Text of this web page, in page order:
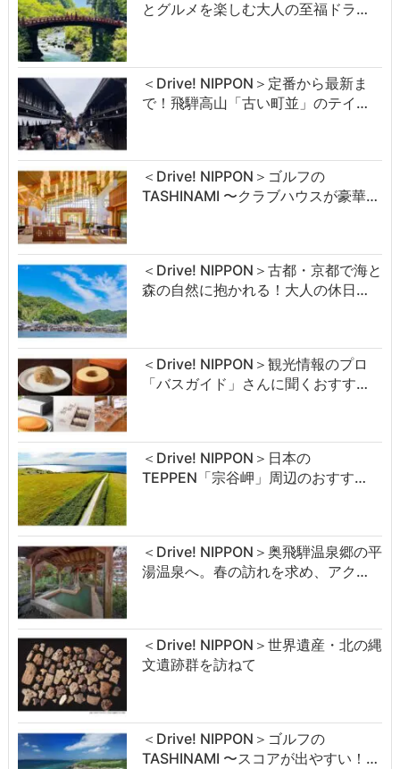
とグルメを楽しむ大人の至福ドラ…
＜Drive! NIPPON＞定番から最新ま
で！飛騨高山「古い町並」のテイ…
＜Drive! NIPPON＞ゴルフの
TASHINAMI 〜クラブハウスが豪華…
＜Drive! NIPPON＞古都・京都で海と
森の自然に抱かれる！大人の休日…
＜Drive! NIPPON＞観光情報のプロ
「バスガイド」さんに聞くおすす…
＜Drive! NIPPON＞日本の
TEPPEN「宗谷岬」周辺のおすす…
＜Drive! NIPPON＞奥飛騨温泉郷の平
湯温泉へ。春の訪れを求め、アク…
＜Drive! NIPPON＞世界遺産・北の縄
文遺跡群を訪ねて
＜Drive! NIPPON＞ゴルフの
TASHINAMI 〜スコアが出やすい！…